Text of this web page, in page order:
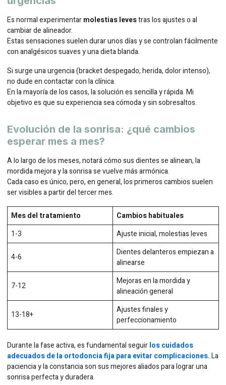
Es normal experimentarmolestias levestras los ajustes o al
cambiar de alineador.
Estas sensaciones suelen durar unos días y se controlan fácilmente
con analgésicos suaves y una dieta blanda.
Si surge una urgencia (bracket despegado, herida, dolor intenso),
no dude en contactar con la clínica.
En la mayoría de los casos, la solución es sencilla y rápida. Mi
objetivo es que su experiencia sea cómoda y sin sobresaltos.
Evolución de la sonrisa: ¿qué cambios
esperar mes a mes?
A lo largo de los meses, notará cómo sus dientes se alinean, la
mordida mejora y la sonrisa se vuelve más armónica.
Cada caso es único, pero, en general, los primeros cambios suelen
ser visibles a partir del tercer mes.
Mes del tratamiento
Cambios habituales
1-3
Ajuste inicial, molestias leves
4-6
Dientes delanteros empiezan a
alinearse
7-12
Mejoras en la mordida y
alineación general
13-18+
Ajustes finales y
perfeccionamiento
Durante la fase activa, es fundamental seguirlos cuidados
adecuados de la ortodoncia fija para evitar complicaciones.La
paciencia y la constancia son sus mejores aliados para lograr una
sonrisa perfecta y duradera.